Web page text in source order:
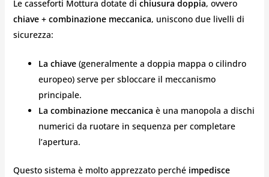
Le casseforti Mottura dotate di chiusura doppia, ovvero
chiave + combinazione meccanica, uniscono due livelli di
sicurezza:
La chiave(generalmente a doppia mappa o cilindro
europeo) serve per sbloccare il meccanismo
principale.
La combinazione meccanica è una manopola a dischi
numerici da ruotare in sequenza per completare
l’apertura.
Questo sistema è molto apprezzato perché impedisce